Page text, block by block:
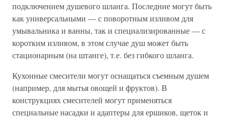
подключением душевого шланга. Последние могут быть
как универсальными — с поворотным изливом для
умывальника и ванны, так и специализированные — с
коротким изливом, в этом случае душ может быть
стационарным (на штанге), т.е. без гибкого шланга.
Кухонные смесители могут оснащаться съемным душем
(например, для мытья овощей и фруктов). В
конструкциях смесителей могут применяться
специальные насадки и адаптеры для ершиков, щеток и